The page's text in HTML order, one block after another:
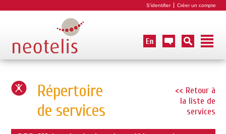
S'identifier Créer un compte
<< Retour à
la liste de
services
Répertoire
de services